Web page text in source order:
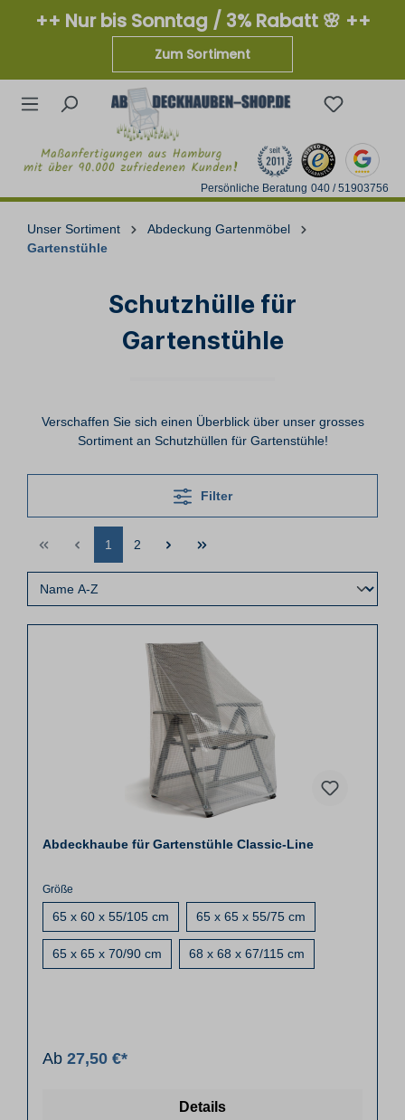
++ Nur bis Sonntag / 3% Rabatt 🌸 ++
Zum Sortiment
Persönliche Beratung 040 / 51903756
Unser Sortiment
Abdeckung Gartenmöbel
Gartenstühle
Schutzhülle für
Gartenstühle
Verschaffen Sie sich einen Überblick über unser grosses
Sortiment an Schutzhüllen für Gartenstühle!
Filter
1 2
Abdeckhaube für Gartenstühle Classic-Line
Größe
65 x 60 x 55/105 cm 65 x 65 x 55/75 cm
65 x 65 x 70/90 cm 68 x 68 x 67/115 cm
Ab 27,50 €*
Details